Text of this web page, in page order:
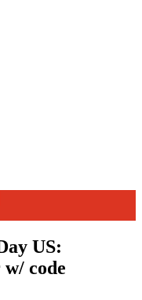
US:
code